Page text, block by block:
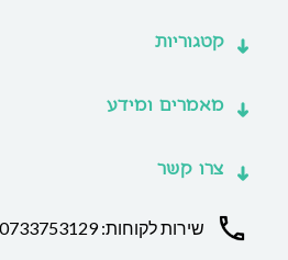
קטגוריות
מאמרים ומידע
צרו קשר
שירות לקוחות: 0733753129